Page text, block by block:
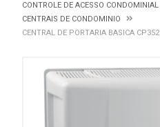
CONTROLE DE ACESSO CONDOMINIAL
CENTRAIS DE CONDOMINIO
CENTRAL DE PORTARIA BASICA CP352